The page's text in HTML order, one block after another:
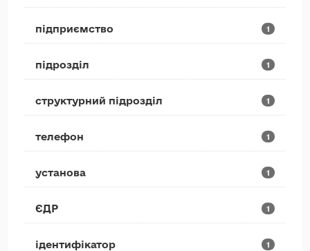
підприємство 1
підрозділ 1
структурний підрозділ 1
телефон 1
установа 1
ЄДР 1
ідентифікатор 1